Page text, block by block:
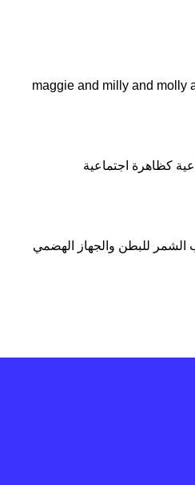
كظاهرة اجتماعية
الشمر للبطن والجهاز الهضمي